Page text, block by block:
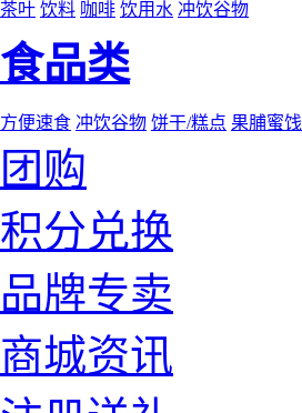
茶叶 饮料 咖啡 饮用水 冲饮谷物
食品类
方便速食 冲饮谷物 饼干/糕点 果脯蜜饯
团购
积分兑换
品牌专卖
商城资讯